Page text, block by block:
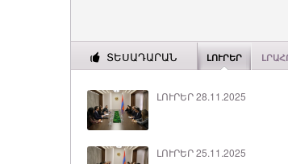
ՏԵՍԱԴԱՐԱՆ ԼՈՒՐԵՐ
ԼՈՒՐԵՐ 28.11.2025
ԼՈՒՐԵՐ 25.11.2025